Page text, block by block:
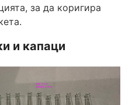
за да коригира
и капаци